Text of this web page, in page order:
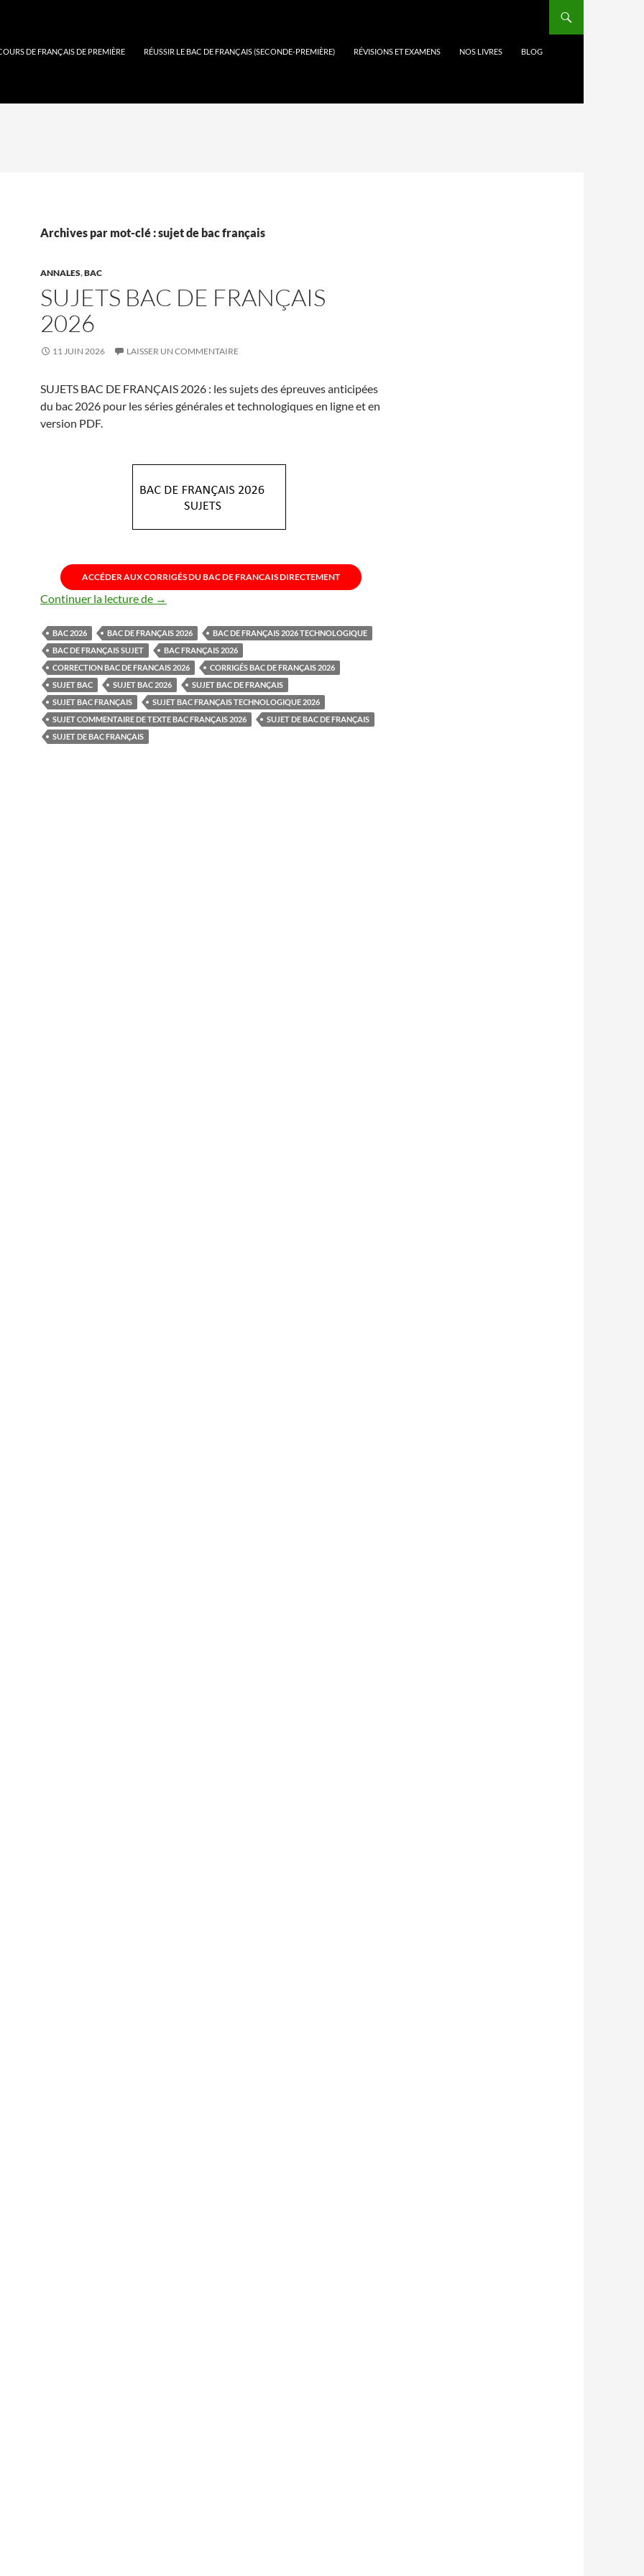
DE FRANÇAIS DE PREMIÈRE RÉUSSIR LE BAC DE FRANÇAIS (SECONDE-PREMIÈRE) RÉVISIONS ET EXAMENS NOS LIVRES BLOG
Archives par mot-clé : sujet de bac français
ANNALES,BAC
SUJETS BAC DE FRANÇAIS
2026
11 JUIN 2026 LAISSER UN COMMENTAIRE
SUJETS BAC DE FRANÇAIS 2026 : les sujets des épreuves anticipées
du bac 2026 pour les séries générales et technologiques en ligne et en
version PDF.
ACCÉDER AUX CORRIGÉS DU BAC DE FRANCAIS DIRECTEMENT
Continuer la lecture de SUJETS BAC DE FRANÇAIS 2026
→
BAC 2026 BAC DE FRANÇAIS 2026
BAC DE FRANÇAIS 2026 TECHNOLOGIQUE
BAC DE FRANÇAIS SUJET
BAC FRANÇAIS 2026
CORRECTION BAC DE FRANCAIS 2026
CORRIGÉS BAC DE FRANÇAIS 2026
SUJET BAC
SUJET BAC 2026
SUJET BAC DE FRANÇAIS
SUJET BAC FRANÇAIS
SUJET BAC FRANÇAIS TECHNOLOGIQUE 2026
SUJET COMMENTAIRE DE TEXTE BAC FRANÇAIS 2026
SUJET DE BAC DE FRANÇAIS
SUJET DE BAC FRANÇAIS